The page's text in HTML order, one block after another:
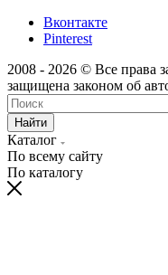
Вконтакте
Pinterest
2008 - 2026 © Все права
защищена законом об
Найти
Каталог
По всему сайту
По каталогу